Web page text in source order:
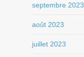
septembre 2023
août 2023
juillet 2023